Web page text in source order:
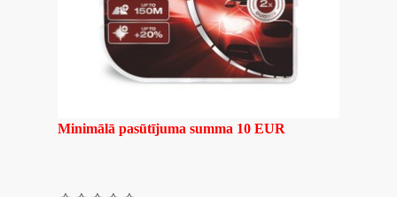
Minimālā pasūtījuma summa 10 EUR